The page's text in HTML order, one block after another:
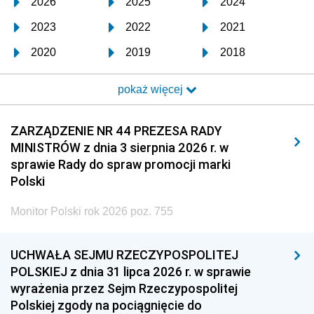
2023 2022 2021
2020 2019 2018
2017 2016 2015
2014 2013 2012
2011 2010 2009
2008 2007 2006
2005
1996 1995 1994
1993 1992 1991
1990 1989
pokaż więcej
ZARZĄDZENIE NR 44 PREZESA RADY
MINISTRÓW z dnia 3 sierpnia 2026 r. w
sprawie Rady do spraw promocji marki
Polski
Monitor Polski rok 2026 poz. 755
UCHWAŁA SEJMU RZECZYPOSPOLITEJ
POLSKIEJ z dnia 31 lipca 2026 r. w sprawie
wyrażenia przez Sejm Rzeczypospolitej
Polskiej zgody na pociągnięcie do